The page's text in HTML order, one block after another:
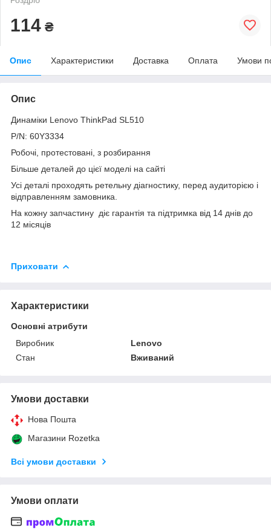
114 ₴
Опис Характеристики Доставка Оплата Умови
Опис
Динаміки Lenovo ThinkPad SL510
P/N: 60Y3334
Робочі, протестовані, з розбирання
Більше деталей до цієї моделі на сайті
Усі деталі проходять ретельну діагностику, перед аудиторією і
відправленням замовника.
На кожну запчастину діє гарантія та підтримка від 14 днів до
12 місяців
Приховати
Характеристики
Основні атрибути
Виробник
Lenovo
Стан
Вживаний
Умови доставки
Нова Пошта
Магазини Rozetka
Всі умови доставки
Умови оплати